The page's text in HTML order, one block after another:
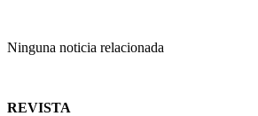
Ninguna noticia relacionada
REVISTA